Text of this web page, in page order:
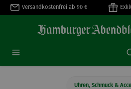
springen
Versandkostenfrei ab 90 €
Uhren, Schmuck &